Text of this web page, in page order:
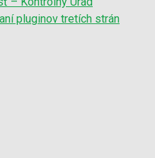
pluginov tretích strán